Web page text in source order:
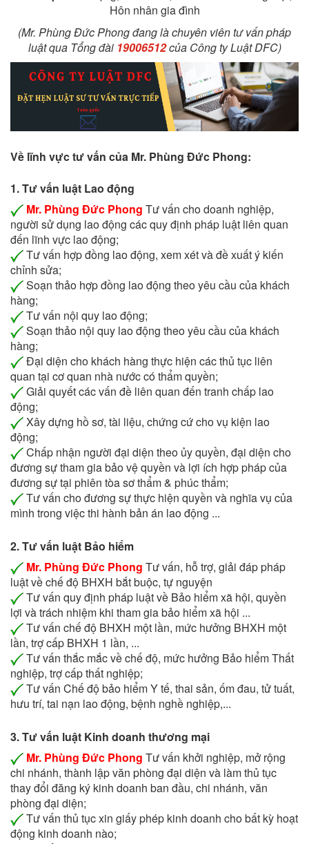
Hôn nhân gia đình
(Mr. Phùng Đức Phong đang là chuyên viên tư vấn pháp
luật qua Tổng đài 19006512của Công ty Luật DFC)
Về lĩnh vực tư vấn của Mr. Phùng Đức Phong:
1. Tư vấn luật Lao động
Mr. Phùng Đức Phong Tư vấn cho doanh nghiệp,
người sử dụng lao động các quy định pháp luật liên quan
đến lĩnh vực lao động;
Tư vấn hợp đồng lao động, xem xét và đề xuất ý kiến
chỉnh sửa;
Soạn thảo hợp đồng lao động theo yêu cầu của khách
hàng;
Tư vấn nội quy lao động;
Soạn thảo nội quy lao động theo yêu cầu của khách
hàng;
Đại diện cho khách hàng thực hiện các thủ tục liên
quan tại cơ quan nhà nước có thẩm quyền;
Giải quyết các vấn đề liên quan đến tranh chấp lao
động;
Xây dựng hồ sơ, tài liệu, chứng cứ cho vụ kiện lao
động;
Chấp nhận người đại diện theo ủy quyền, đại diện cho
đương sự tham gia bảo vệ quyền và lợi ích hợp pháp của
đương sự tại phiên tòa sơ thẩm & phúc thẩm;
Tư vấn cho đương sự thực hiện quyền và nghĩa vụ của
mình trong việc thi hành bản án lao động ...
2. Tư vấn luật Bảo hiểm
Mr. Phùng Đức Phong Tư vấn, hỗ trợ, giải đáp pháp
luật về chế độ BHXH bắt buộc, tự nguyện
Tư vấn quy định pháp luật về Bảo hiểm xã hội, quyền
lợi và trách nhiệm khi tham gia bảo hiểm xã hội ...
Tư vấn chế độ BHXH một lần, mức hưởng BHXH một
lần, trợ cấp BHXH 1 lần, ...
Tư vấn thắc mắc về chế độ, mức hưởng Bảo hiểm Thất
nghiệp, trợ cấp thất nghiệp;
Tư vấn Chế độ bảo hiểm Y tế, thai sản, ốm đau, tử tuất,
hưu trí, tai nạn lao động, bệnh nghề nghiệp,...
3. Tư vấn luật Kinh doanh thương mại
Mr. Phùng Đức Phong Tư vấn khởi nghiệp, mở rộng
chi nhánh, thành lập văn phòng đại diện và làm thủ tục
thay đổi đăng ký kinh doanh ban đầu, chi nhánh, văn
phòng đại diện;
Tư vấn thủ tục xin giấy phép kinh doanh cho bất kỳ hoạt
động kinh doanh nào;